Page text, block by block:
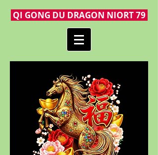
QI GONG DU DRAGON NIORT 79